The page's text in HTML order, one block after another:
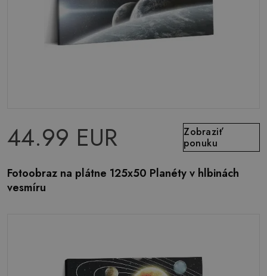
44.99 EUR
Zobraziť
ponuku
Fotoobraz na plátne 125x50 Planéty v hlbinách
vesmíru